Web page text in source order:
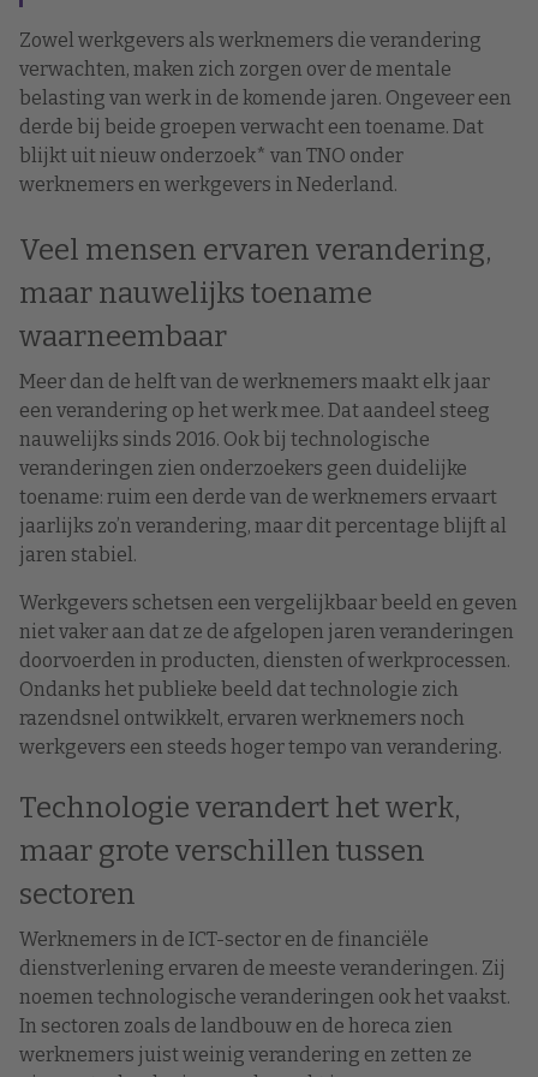
Zowel werkgevers als werknemers die verandering
verwachten, maken zich zorgen over de mentale
belasting van werk in de komende jaren. Ongeveer een
derde bij beide groepen verwacht een toename. Dat
blijkt uit nieuw onderzoek* van TNO onder
werknemers en werkgevers in Nederland.
Veel mensen ervaren verandering,
maar nauwelijks toename
waarneembaar
Meer dan de helft van de werknemers maakt elk jaar
een verandering op het werk mee. Dat aandeel steeg
nauwelijks sinds 2016. Ook bij technologische
veranderingen zien onderzoekers geen duidelijke
toename: ruim een derde van de werknemers ervaart
jaarlijks zo’n verandering, maar dit percentage blijft al
jaren stabiel.
Werkgevers schetsen een vergelijkbaar beeld en geven
niet vaker aan dat ze de afgelopen jaren veranderingen
doorvoerden in producten, diensten of werkprocessen.
Ondanks het publieke beeld dat technologie zich
razendsnel ontwikkelt, ervaren werknemers noch
werkgevers een steeds hoger tempo van verandering.
Technologie verandert het werk,
maar grote verschillen tussen
sectoren
Werknemers in de ICT-sector en de financiële
dienstverlening ervaren de meeste veranderingen. Zij
noemen technologische veranderingen ook het vaakst.
In sectoren zoals de landbouw en de horeca zien
werknemers juist weinig verandering en zetten ze